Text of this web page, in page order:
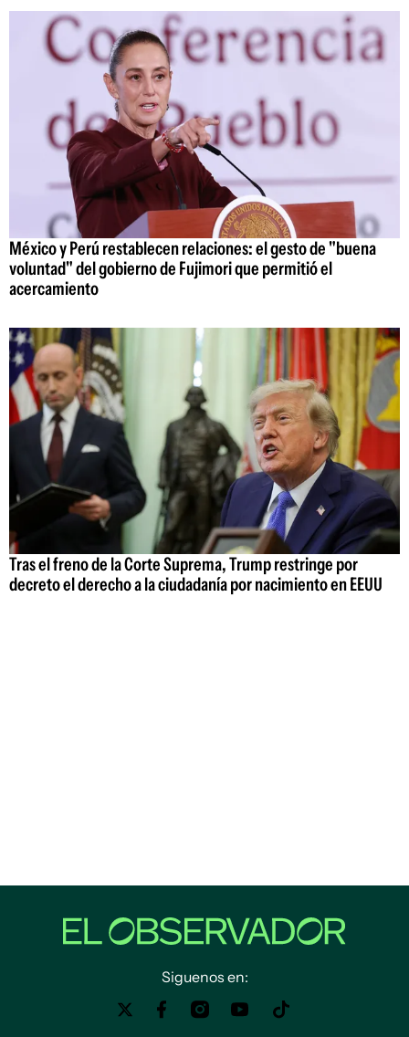
México y Perú restablecen relaciones: el gesto de "buena
voluntad" del gobierno de Fujimori que permitió el
acercamiento
Tras el freno de la Corte Suprema, Trump restringe por
decreto el derecho a la ciudadanía por nacimiento en EEUU
Siguenos en: